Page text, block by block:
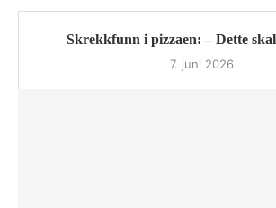
Skrekkfunn i pizzaen: – Dette
7. juni 2026